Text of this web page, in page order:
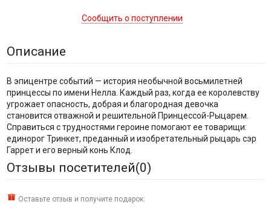
Сообщить о поступлении
Описание
В эпицентре событий — история необычной восьмилетней
принцессы по имени Нелла. Каждый раз, когда ее королевству
угрожает опасность, добрая и благородная девочка
становится отважной и решительной Принцессой-Рыцарем.
Справиться с трудностями героине помогают ее товарищи:
единорог Тринкет, преданный и изобретательный рыцарь сэр
Гаррет и его верный конь Клод.
Отзывы посетителей(0)
Оставьте отзыв и получите подарок: